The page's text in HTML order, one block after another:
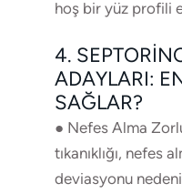
hoş bir yüz profili
4.
ADAYLARI:
SAĞLAR?
● Nefes Alma
tıkanıklığı, nefes
deviasyonu